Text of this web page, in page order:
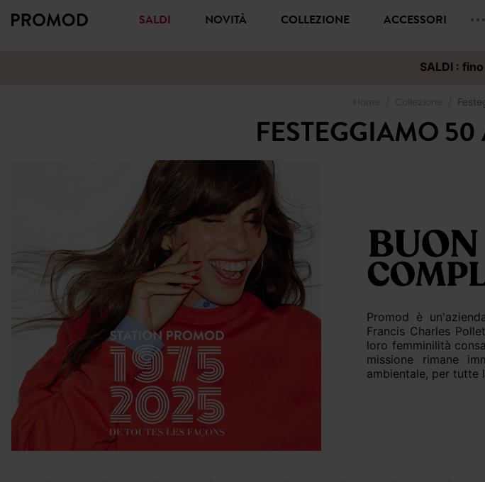
SALDI NOVITÀ COLLEZIONE ACCESSORI
SALDI :
FESTEGGIAMO
Promod è un'azienda francese, a conduzione familiare e indipendente. Fondata nel 1975 da
Francis Charles
loro femminilità
missione rimane
ambientale, per tutte